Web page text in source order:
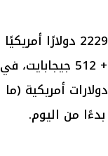
ويتوفر هاتف سامسونج W25 للبيع في الصين بسعر يبدأ من 2229 دولارًا أمريكيًا
(ما يعادل 109000 جنيهًا مصريًا)، للنسخة بسعة 16 جيجابايت + 512 جيجابايت، في
حين يبلغ سعر النسخة 16 جيجابايت + 1 تيرابايت حوالي 2508 دولارات أمريكية (ما